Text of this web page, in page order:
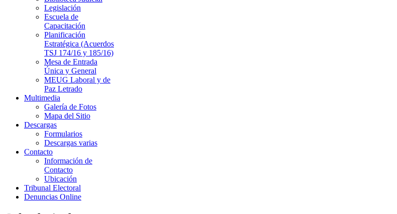
Legislación
Escuela de
Capacitación
Planificación
Estratégica (Acuerdos
TSJ 174/16 y 185/16)
Mesa de Entrada
Única y General
MEUG Laboral y de
Paz Letrado
Multimedia
Galería de Fotos
Mapa del Sitio
Descargas
Formularios
Descargas varias
Contacto
Información de
Contacto
Ubicación
Tribunal Electoral
Denuncias Online